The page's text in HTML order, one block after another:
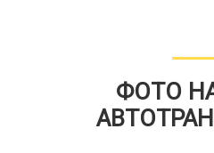
ФОТО